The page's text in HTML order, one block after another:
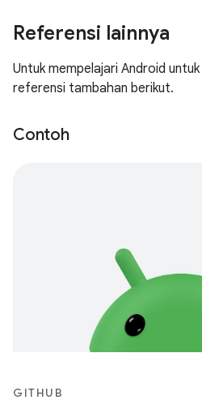
Referensi lainnya
Untuk mempelajari Android
referensi tambahan berikut.
Contoh
GITHUB